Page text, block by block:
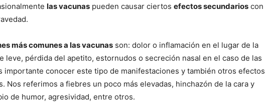
–
Razas
las vacunas pueden causar ciertos efectos secundarios con
más comunes a las vacunas son: dolor o inflamación en el lugar de la
leve, pérdida del apetito, estornudos o secreción nasal en el caso de las
importante conocer este tipo de manifestaciones y también otros efectos
Nos referimos a fiebres un poco más elevadas, hinchazón de la cara y
de humor, agresividad, entre otros.